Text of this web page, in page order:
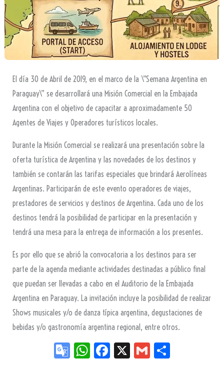
El día 30 de Abril de 2019, en el marco de la \”Semana Argentina en
Paraguay\” se desarrollará una Misión Comercial en la Embajada
Argentina con el objetivo de capacitar a aproximadamente 50
Agentes de Viajes y Operadores turísticos locales.
Durante la Misión Comercial se realizará una presentación sobre la
oferta turística de Argentina y las novedades de los destinos y
también se contarán las tarifas especiales que brindará Aerolíneas
Argentinas. Participarán de este evento operadores de viajes,
prestadores de servicios y destinos de Argentina. Cada uno de los
destinos tendrá la posibilidad de participar en la presentación y
tendrá una mesa para la entrega de información a los presentes.
Es por ello que se abrió la convocatoria a los destinos para ser
parte de la agenda mediante actividades destinadas a público final
que puedan ser llevadas a cabo en el Auditorio de la Embajada
Argentina en Paraguay. La invitación incluye la posibilidad de realizar
Shows musicales y/o de danza típica argentina, degustaciones de
bebidas y/o gastronomía argentina regional, entre otros.
Go W
Fa
X
G